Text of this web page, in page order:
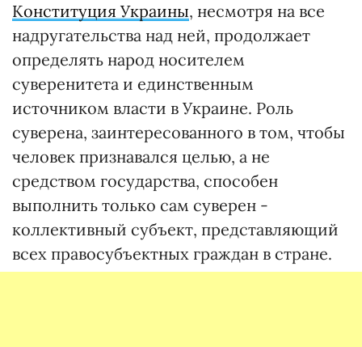
Конституция Украины, несмотря на все
надругательства над ней, продолжает
определять народ носителем
суверенитета и единственным
источником власти в Украине. Роль
суверена, заинтересованного в том, чтобы
человек признавался целью, а не
средством государства, способен
выполнить только сам суверен -
коллективный субъект, представляющий
всех правосубъектных граждан в стране.